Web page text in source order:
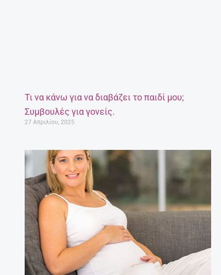
Τι να κάνω για να διαβάζει το παιδί μου;
Συμβουλές για γονείς.
27 Απριλίου, 2025